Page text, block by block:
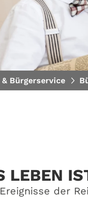
& Bürgerservice
LEBEN
der